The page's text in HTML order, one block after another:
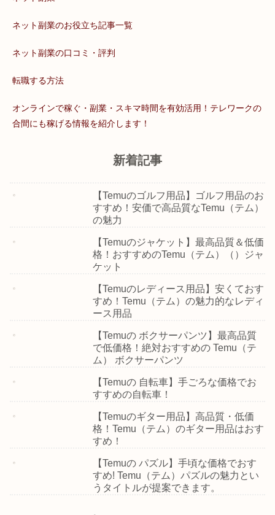
ネット副業のお役立ち記事一覧
ネット副業の口コミ・評判
転職する方法
オンラインで稼ぐ・副業・スキマ時間を有効活用！テレワークの
合間にも稼げる情報を紹介します！
新着記事
【Temuのゴルフ用品】ゴルフ用品のお
すすめ！安価で高品質なTemu（テム）
の魅力
【Temuのジャケット】最高品質＆低価
格！おすすめのTemu（テム）（）ジャ
ケット
【Temuのレディース用品】安くておす
すめ！Temu（テム）の魅力的なレディ
ース用品
【Temuの ボクサーパンツ】最高品質
で低価格！絶対おすすめの Temu（テ
ム） ボクサーパンツ
【Temuの 自転車】手ごろな価格でお
すすめの自転車！
【Temuのギター用品】高品質・低価
格！Temu（テム）のギター用品はおす
すめ！
【Temuの パズル】手頃な価格でおす
すめ! Temu（テム）パズルの魅力とい
うタイトルが提案できます。